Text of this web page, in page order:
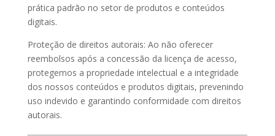
prática padrão no setor de produtos e conteúdos
digitais.
Proteção de direitos autorais: Ao não oferecer
reembolsos após a concessão da licença de acesso,
protegemos a propriedade intelectual e a integridade
dos nossos conteúdos e produtos digitais, prevenindo
uso indevido e garantindo conformidade com direitos
autorais.